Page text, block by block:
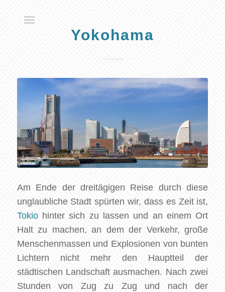
Yokohama
Am Ende der dreitägigen Reise durch diese
unglaubliche Stadt spürten wir, dass es Zeit ist,
Tokiohinter sich zu lassen und an einem Ort
Halt zu machen, an dem der Verkehr, große
Menschenmassen und Explosionen von bunten
Lichtern nicht mehr den Hauptteil der
städtischen Landschaft ausmachen. Nach zwei
Stunden von Zug zu Zug und nach der